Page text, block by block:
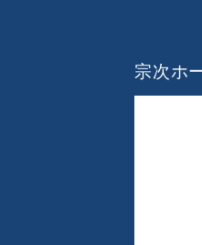
宗次ホ